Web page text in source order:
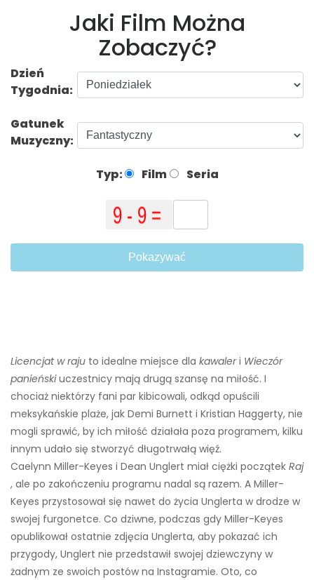
Jaki Film Można
Zobaczyć?
Dzień
Tygodnia:
Gatunek
Muzyczny:
Typ: Film Seria
Pokazywać
Licencjat w raju to idealne miejsce dla kawaleri Wieczór
panieńskiuczestnicy mają drugą szansę na miłość. I
chociaż niektórzy fani par kibicowali, odkąd opuścili
meksykańskie plaże, jak Demi Burnett i Kristian Haggerty, nie
mogli sprawić, by ich miłość działała poza programem, kilku
innym udało się stworzyć długotrwałą więź.
Caelynn Miller-Keyes i Dean Unglert miał ciężki początek Raj
, ale po zakończeniu programu nadal są razem. A Miller-
Keyes przystosował się nawet do życia Unglerta w drodze w
swojej furgonetce. Co dziwne, podczas gdy Miller-Keyes
opublikował ostatnie zdjęcia Unglerta, aby pokazać ich
przygody, Unglert nie przedstawił swojej dziewczyny w
żadnym ze swoich postów na Instagramie. Oto, co